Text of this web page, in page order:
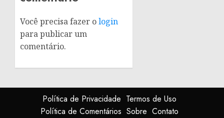
Você precisa fazer ologin
para publicar um
comentário.
Política de Privacidade Termos de Uso
Política de Comentários Sobre Contato